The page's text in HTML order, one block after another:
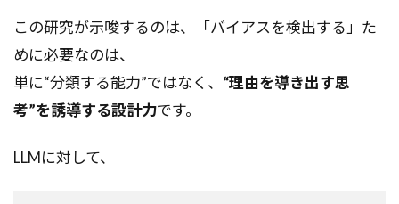
この研究が示唆するのは、「バイアスを検出する」た
めに必要なのは、
単に“分類する能力”ではなく、 “理由を導き出す思
考”を誘導する設計力です。
LLMに対して、